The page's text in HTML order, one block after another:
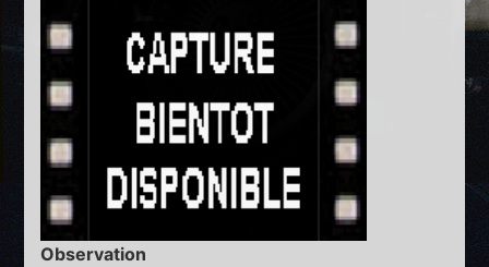
Observation